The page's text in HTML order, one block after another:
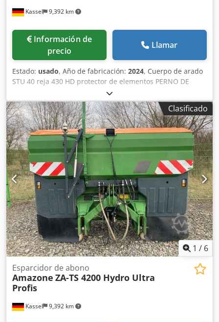
Kassel 9,392 km
Información de
precio
Llamar
Estado: usado, Año de fabricación: 2024, Cuerpo de arado
STU 40 reja 430 HD protector de elementos PERNO DE
SEGURIDAD / Codpfx Ahsuhnlmotsrf
Clasificado
1 / 6
Kassel 9,392 km
Esparcidor de abono
Amazone ZA-TS 4200 Hydro Ultra
Profis